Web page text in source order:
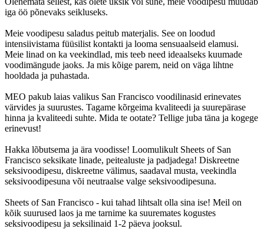
iga öö põnevaks seikluseks.
Meie voodipesu saladus peitub materjalis. See on loodud
intensiivistama füüsilist kontakti ja looma sensuaalseid elamusi.
Meie linad on ka veekindlad, mis teeb need ideaalseks kuumade
voodimängude jaoks. Ja mis kõige parem, neid on väga lihtne
hooldada ja puhastada.
MEO pakub laias valikus San Francisco voodilinasid erinevates
värvides ja suurustes. Tagame kõrgeima kvaliteedi ja suurepärase
hinna ja kvaliteedi suhte. Mida te ootate? Tellige juba täna ja kogege
erinevust!
Hakka lõbutsema ja ära voodisse! Loomulikult Sheets of San
Francisco seksikate linade, peitealuste ja padjadega! Diskreetne
seksivoodipesu, diskreetne välimus, saadaval musta, veekindla
seksivoodipesuna või neutraalse valge seksivoodipesuna.
Sheets of San Francisco - kui tahad lihtsalt olla sina ise! Meil on
kõik suurused laos ja me tarnime ka suuremates kogustes
seksivoodipesu ja seksilinaid 1-2 päeva jooksul.